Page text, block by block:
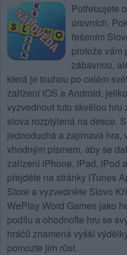
Potřebujete
úrovních.
řešením
protože vám
zábavnou,
která je touhou po celém
zařízení iOS a Android,
vyzvednout tuto skvělou
slova rozptýlená na desce.
jednoduchá a zajímavá hra,
vhodným písmem, aby se
zařízení iPhone, iPad, iPod
přejděte na stránky iTunes
Store a vyzvedněte Slovo
WePlay Word Games jako
podílu a ohodnoťte hru se
hráčů znamená vyšší
pomozte jim růst.